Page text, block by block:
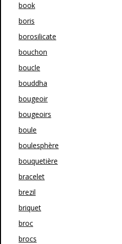
book
boris
borosilicate
bouchon
boucle
bouddha
bougeoir
bougeoirs
boule
boulesphère
bouquetière
bracelet
brezil
briquet
broc
brocs